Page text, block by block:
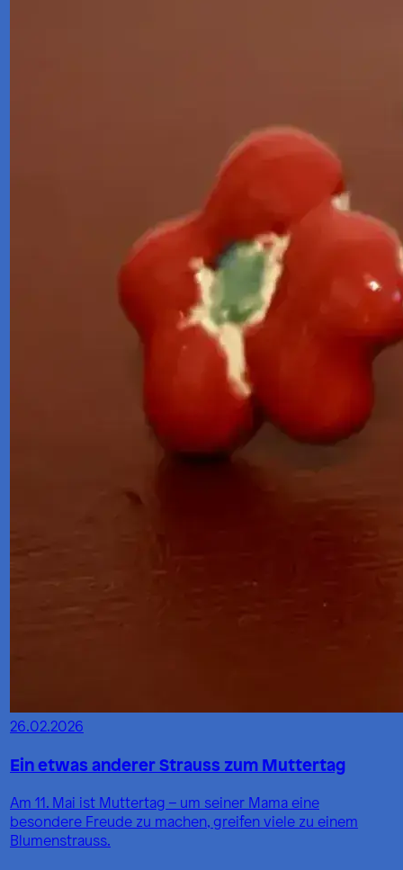
26.02.2026
Ein etwas anderer Strauss zum Muttertag
Am 11. Mai ist Muttertag – um seiner Mama eine
besondere Freude zu machen, greifen viele zu einem
Blumenstrauss.